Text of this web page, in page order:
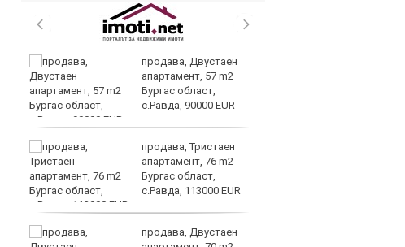
продава, Двустаен
апартамент, 57 m2
Бургас област,
с.Равда, 90000 EUR
продава, Тристаен
апартамент, 76 m2
Бургас област,
с.Равда, 113000 EUR
продава, Двустаен